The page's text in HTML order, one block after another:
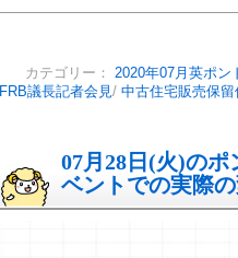
カテゴリー： 2020年07月英ポン
FRB議長記者会見/ 中古住宅販売保
07月28日(火)の
ベントでの実際